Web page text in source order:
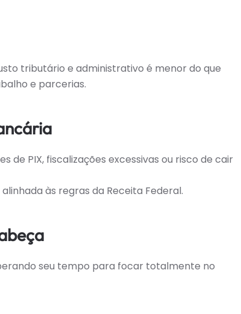
tributário e administrativo é menor do que
e parcerias.
de PIX, fiscalizações excessivas ou risco de cair
às regras da Receita Federal.
seu tempo para focar totalmente no